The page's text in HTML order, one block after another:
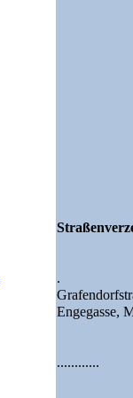
.
Engegasse,
............